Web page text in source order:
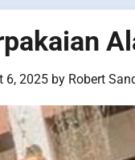
6, 2025 by Robert